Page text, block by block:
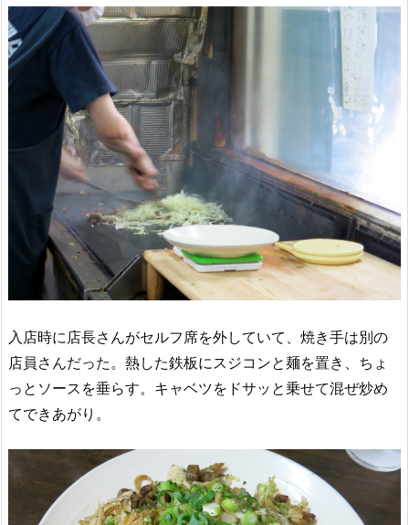
入店時に店長さんがセルフ席を外していて、焼き手は別の
店員さんだった。熱した鉄板にスジコンと麺を置き、ちょ
っとソースを垂らす。キャベツをドサッと乗せて混ぜ炒め
てできあがり。